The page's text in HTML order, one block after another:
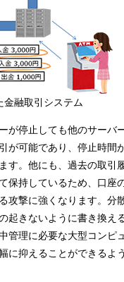
金融取引システム
が停止しても他のサーバ
が可能であり、停止時間
す。他にも、過去の取引
保持しているため、口座
攻撃に強くなります。分
起きないように書き換え
管理に必要な大型コンピ
に抑えることができるよ